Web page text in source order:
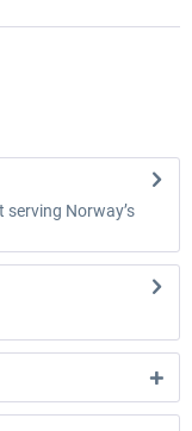
Norway’s